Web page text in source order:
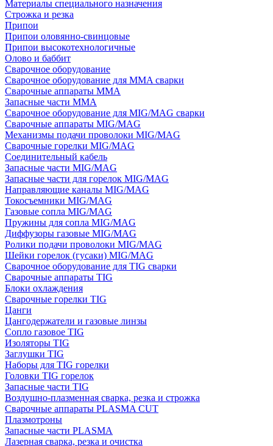
Материалы специального назначения
Строжка и резка
Припои
Припои оловянно-свинцовые
Припои высокотехнологичные
Олово и баббит
Сварочное оборудование
Сварочное оборудование для MMA сварки
Сварочные аппараты MMA
Запасные части MMA
Сварочное оборудование для MIG/MAG сварки
Сварочные аппараты MIG/MAG
Механизмы подачи проволоки MIG/MAG
Сварочные горелки MIG/MAG
Соединительный кабель
Запасные части MIG/MAG
Запасные части для горелок MIG/MAG
Направляющие каналы MIG/MAG
Токосъемники MIG/MAG
Газовые сопла MIG/MAG
Пружины для сопла MIG/MAG
Диффузоры газовые MIG/MAG
Ролики подачи проволоки MIG/MAG
Шейки горелок (гусаки) MIG/MAG
Сварочное оборудование для TIG сварки
Сварочные аппараты TIG
Блоки охлаждения
Сварочные горелки TIG
Цанги
Цангодержатели и газовые линзы
Сопло газовое TIG
Изоляторы TIG
Заглушки TIG
Наборы для TIG горелки
Головки TIG горелок
Запасные части TIG
Воздушно-плазменная сварка, резка и строжка
Сварочные аппараты PLASMA CUT
Плазмотроны
Запасные части PLASMA
Лазерная сварка, резка и очистка